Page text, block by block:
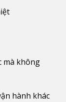
mà không
hành khác